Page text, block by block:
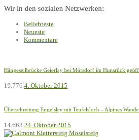
Wir in den sozialen Netzwerken:
Beliebteste
Neueste
Kommentare
Hängeseilbrücke Geierlay bei Mörsdorf im Hunsrück
19.776 4. Oktober 2015
Überschreitung Engelsley mit Teufelsloch – Alpines
14.663 24. Oktober 2015